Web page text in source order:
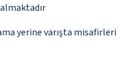
yerine varışta misafirleri